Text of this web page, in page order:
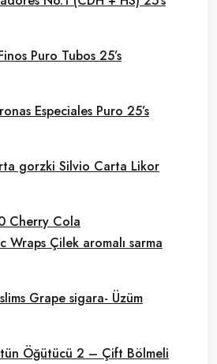
Puro Tubos 25’s
Especiales Puro 25’s
gorzki Silvio Carta Likor
Cherry Cola
Wraps Çilek aromalı sarma
Grape sigara- Üzüm
Öğütücü 2 – Çift Bölmeli